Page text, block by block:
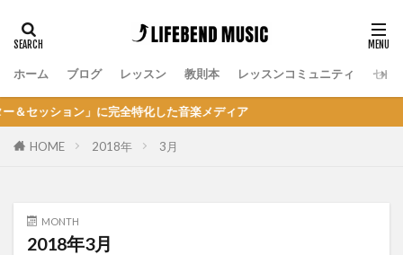
ホーム ブログ レッスン 教則本 レッスンコミュニティ セッ
ション」に完全特化した音楽メディア
HOME 2018年 3月
MONTH
2018年3月